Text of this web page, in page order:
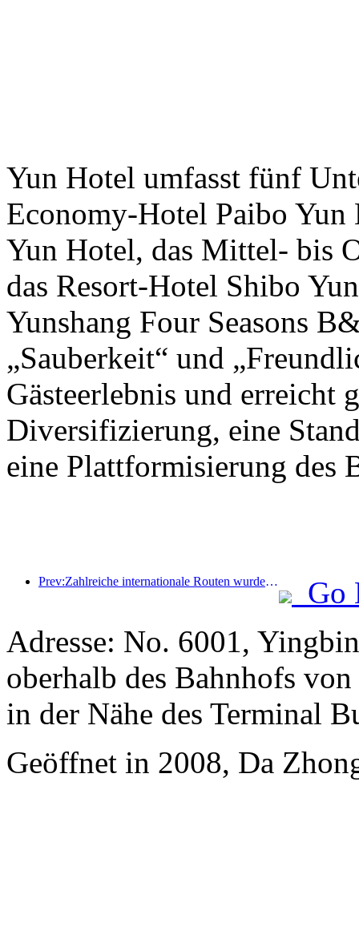
Yun Hotel umfasst fünf
Economy-Hotel Paibo
Yun Hotel, das Mittel- bis
das Resort-Hotel Shibo
Yunshang Four Seasons
„Sauberkeit“ und
Gästeerlebnis und erreicht
Diversifizierung, eine
eine Plattformisierung des
Prev:Zahlreiche internationale Routen wurden kürzlich eröffnet und ausgebaut
Go
Adresse: No. 6001,
oberhalb des Bahnhofs
in der Nähe des Terminal
Geöffnet in 2008, Da